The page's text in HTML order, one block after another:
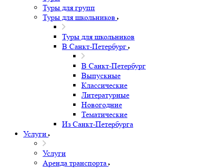
Туры для групп
Туры для школьников
Туры для школьников
В Санкт-Петербург
В Санкт-Петербург
Выпускные
Классические
Литературные
Новогодние
Тематические
Из Санкт-Петербурга
Услуги
Услуги
Аренда транспорта